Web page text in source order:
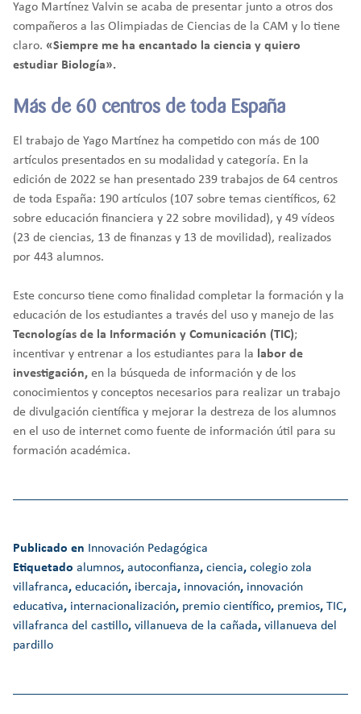
Yago Martínez Valvin se acaba de presentar junto a otros dos
compañeros a las Olimpiadas de Ciencias de la CAM y lo tiene
claro. «Siempre me ha encantado la ciencia y quiero
estudiar Biología».
Más de 60 centros de toda España
El trabajo de Yago Martínez ha competido con más de 100
artículos presentados en su modalidad y categoría. En la
edición de 2022 se han presentado 239 trabajos de 64 centros
de toda España: 190 artículos (107 sobre temas científicos, 62
sobre educación financiera y 22 sobre movilidad), y 49 vídeos
(23 de ciencias, 13 de finanzas y 13 de movilidad), realizados
por 443 alumnos.
Este concurso tiene como finalidad completar la formación y la
educación de los estudiantes a través del uso y manejo de las
Tecnologías de la Información y Comunicación (TIC);
incentivar y entrenar a los estudiantes para la labor de
investigación, en la búsqueda de información y de los
conocimientos y conceptos necesarios para realizar un trabajo
de divulgación científica y mejorar la destreza de los alumnos
en el uso de internet como fuente de información útil para su
formación académica.
Publicado en Innovación Pedagógica
Etiquetado alumnos, autoconfianza, ciencia, colegio zola
villafranca, educación, ibercaja, innovación, innovación
educativa, internacionalización, premio científico, premios, TIC,
villafranca del castillo, villanueva de la cañada, villanueva del
pardillo